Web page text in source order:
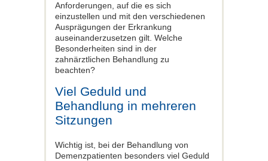
Anforderungen, auf die es sich
einzustellen und mit den verschiedenen
Ausprägungen der Erkrankung
auseinanderzusetzen gilt. Welche
Besonderheiten sind in der
zahnärztlichen Behandlung zu
beachten?
Viel Geduld und
Behandlung in mehreren
Sitzungen
Wichtig ist, bei der Behandlung von
Demenzpatienten besonders viel Geduld